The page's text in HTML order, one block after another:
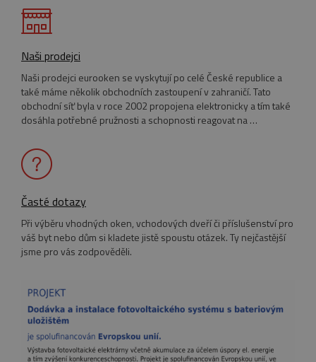
Naši prodejci
Naši prodejci eurooken se vyskytují po celé České republice a
také máme několik obchodních zastoupení v zahraničí. Tato
obchodní síť byla v roce 2002 propojena elektronicky a tím také
dosáhla potřebné pružnosti a schopnosti reagovat na …
Časté dotazy
Při výběru vhodných oken, vchodových dveří či příslušenství pro
váš byt nebo dům si kladete jistě spoustu otázek. Ty nejčastější
jsme pro vás zodpověděli.
_GRECAPTCHA
Google LLC
www.google.com
měsíců
VISITOR_PRIVACY_METADATA
.youtube.com
4
týdny
Google Privacy Policy